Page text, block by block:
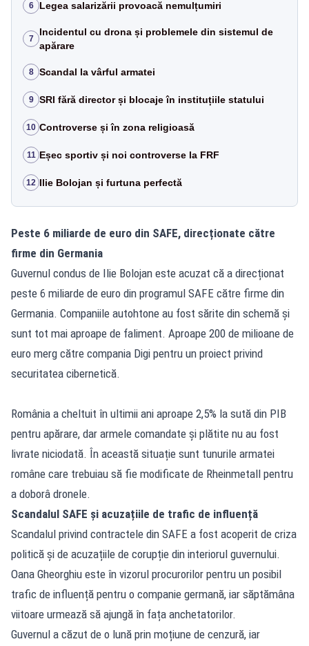
6 Legea salarizării provoacă nemulțumiri
7
Incidentul cu drona și problemele din sistemul de
apărare
8 Scandal la vârful armatei
9 SRI fără director și blocaje în instituțiile statului
10 Controverse și în zona religioasă
11 Eșec sportiv și noi controverse la FRF
12 Ilie Bolojan și furtuna perfectă
Peste 6 miliarde de euro din SAFE, direcționate către
firme din Germania
Guvernul condus de Ilie Bolojan este acuzat că a direcționat
peste 6 miliarde de euro din programul SAFE către firme din
Germania. Companiile autohtone au fost sărite din schemă și
sunt tot mai aproape de faliment. Aproape 200 de milioane de
euro merg către compania Digi pentru un proiect privind
securitatea cibernetică.
România a cheltuit în ultimii ani aproape 2,5% la sută din PIB
pentru apărare, dar armele comandate și plătite nu au fost
livrate niciodată. În această situație sunt tunurile armatei
române care trebuiau să fie modificate de Rheinmetall pentru
a doborâ dronele.
Scandalul SAFE și acuzațiile de trafic de influență
Scandalul privind contractele din SAFE a fost acoperit de criza
politică și de acuzațiile de corupție din interiorul guvernului.
Oana Gheorghiu este în vizorul procurorilor pentru un posibil
trafic de influență pentru o companie germană, iar săptămâna
viitoare urmează să ajungă în fața anchetatorilor.
Guvernul a căzut de o lună prin moțiune de cenzură, iar